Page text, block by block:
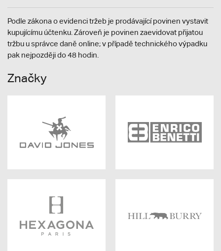
Podle zákona o evidenci tržeb je prodávající povinen vystavit
kupujícímu účtenku. Zároveň je povinen zaevidovat přijatou
tržbu u správce daně online; v případě technického výpadku
pak nejpozději do 48 hodin.
Značky